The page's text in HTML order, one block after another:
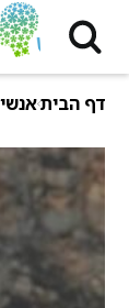
דף הבית